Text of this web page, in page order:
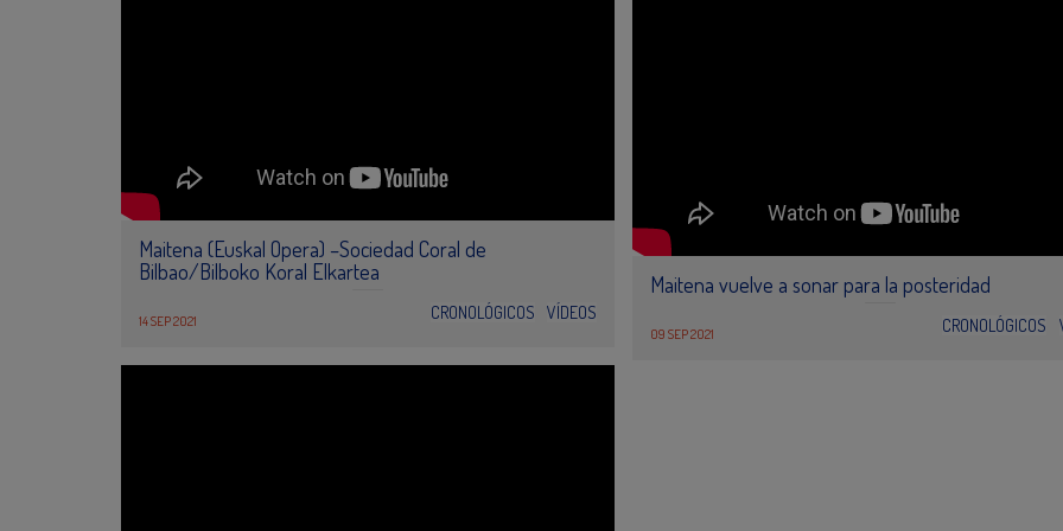
Maitena (Euskal Opera) –Sociedad Coral de
Bilbao/Bilboko Koral Elkartea
14 SEP 2021 CRONOLÓGICOS VÍDEOS
Maitena vuelve a sonar para la posteridad
09 SEP 2021 CRONOLÓGICOS